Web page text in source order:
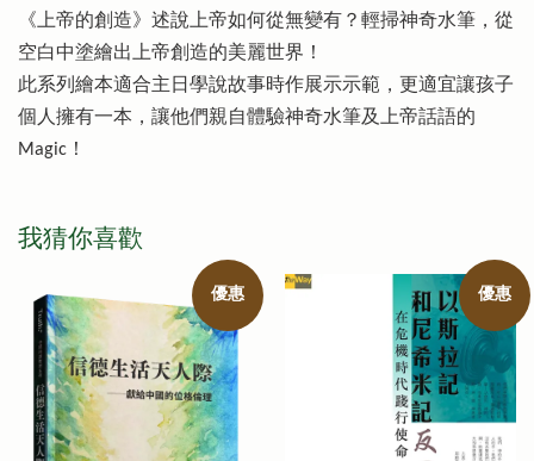
《上帝的創造》述說上帝如何從無變有？輕掃神奇水筆，從
空白中塗繪出上帝創造的美麗世界！
此系列繪本適合主日學說故事時作展示示範，更適宜讓孩子
個人擁有一本，讓他們親自體驗神奇水筆及上帝話語的
Magic！
我猜你喜歡
優惠 優惠